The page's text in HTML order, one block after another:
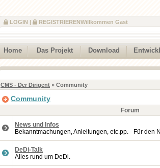
Willkommen Gast
LOGIN | REGISTRIEREN
Home Das Projekt Download
CMS - Der Dirigent » Community
Community
Forum
News und Infos
Bekanntmachungen, Anleitungen, etc.pp. - Für den
DeDi-Talk
Alles rund um DeDi.